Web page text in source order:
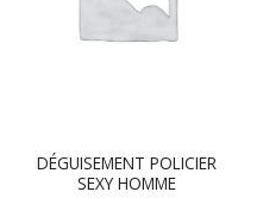
DÉGUISEMENT POLICIER
SEXY HOMME